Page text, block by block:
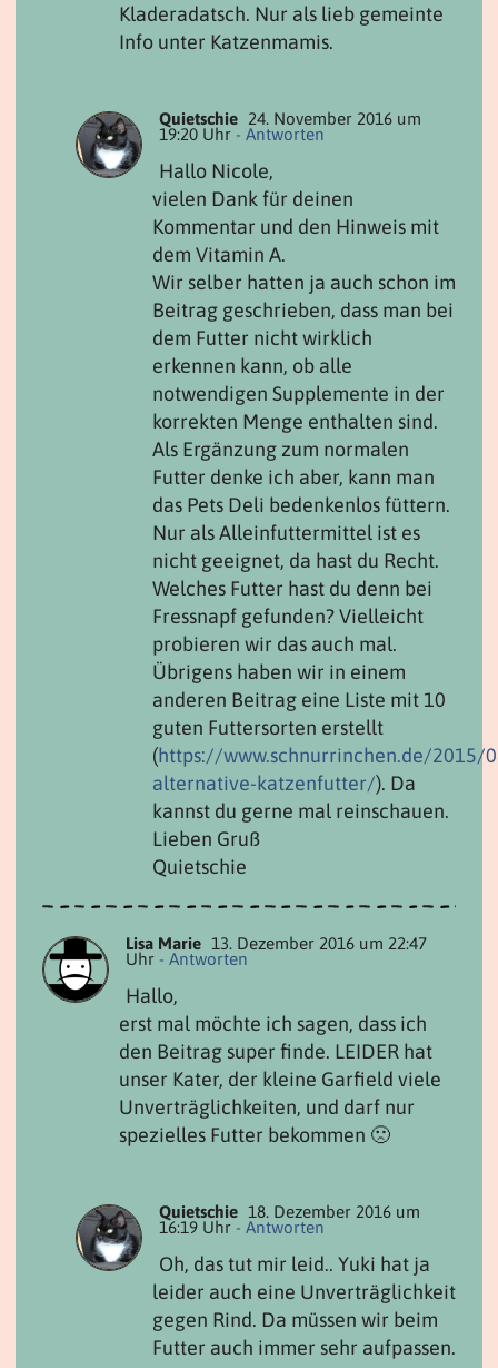
Kladeradatsch. Nur als lieb gemeinte
Info unter Katzenmamis.
Quietschie 24. November 2016 um
19:20 Uhr - Antworten
Hallo Nicole,
vielen Dank für deinen
Kommentar und den Hinweis mit
dem Vitamin A.
Wir selber hatten ja auch schon im
Beitrag geschrieben, dass man bei
dem Futter nicht wirklich
erkennen kann, ob alle
notwendigen Supplemente in der
korrekten Menge enthalten sind.
Als Ergänzung zum normalen
Futter denke ich aber, kann man
das Pets Deli bedenkenlos füttern.
Nur als Alleinfuttermittel ist es
nicht geeignet, da hast du Recht.
Welches Futter hast du denn bei
Fressnapf gefunden? Vielleicht
probieren wir das auch mal.
Übrigens haben wir in einem
anderen Beitrag eine Liste mit 10
guten Futtersorten erstellt
(https://www.schnurrinchen.de/2015/
alternative-katzenfutter/). Da
kannst du gerne mal reinschauen.
Lieben Gruß
Quietschie
Lisa Marie 13. Dezember 2016 um 22:47
Uhr - Antworten
Hallo,
erst mal möchte ich sagen, dass ich
den Beitrag super finde. LEIDER hat
unser Kater, der kleine Garfield viele
Unverträglichkeiten, und darf nur
spezielles Futter bekommen 🙁
Quietschie 18. Dezember 2016 um
16:19 Uhr - Antworten
Oh, das tut mir leid.. Yuki hat ja
leider auch eine Unverträglichkeit
gegen Rind. Da müssen wir beim
Futter auch immer sehr aufpassen.